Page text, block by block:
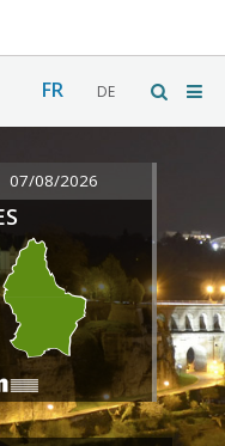
FR DE
07/08/2026